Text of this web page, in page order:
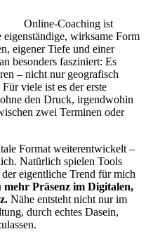
Online-Coaching ist
eigenständige, wirksame Form
eigener Tiefe und einer
besonders fasziniert: Es
– nicht nur geografisch
viele ist es der erste
den Druck, irgendwohin
zwei Terminen oder
Format weiterentwickelt –
Natürlich spielen Tools
eigentliche Trend für mich
mehr Präsenz im Digitalen,
Nähe entsteht nicht nur im
durch echtes Dasein,